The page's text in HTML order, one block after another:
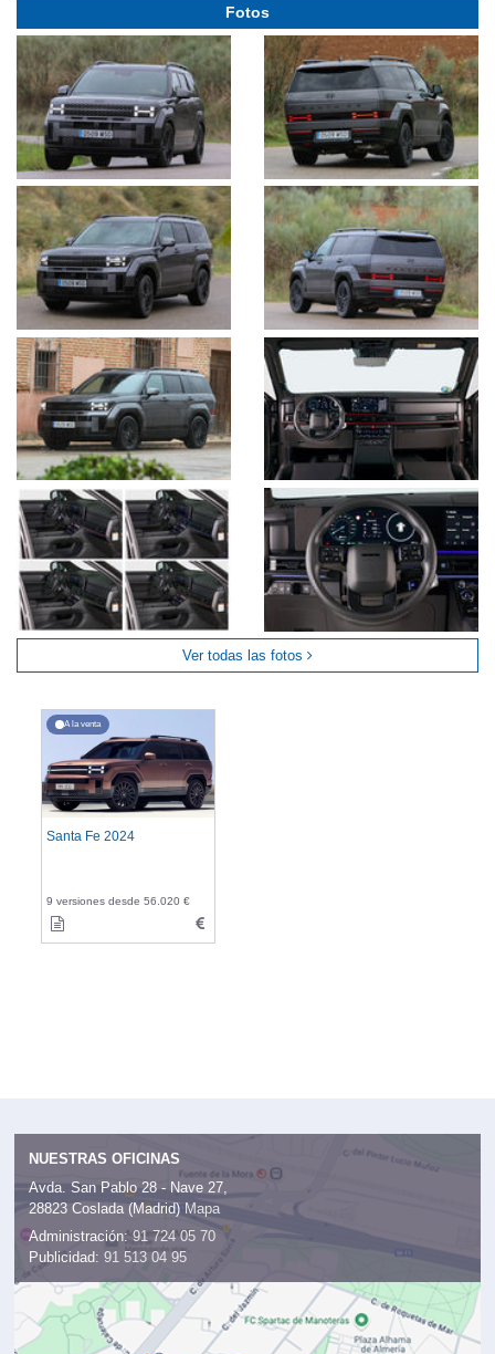
Fotos
Ver todas las fotos
A la venta
Santa Fe 2024
9 versiones desde 56.020 €
NUESTRAS OFICINAS
Avda. San Pablo 28 - Nave 27,
28823 Coslada (Madrid) Mapa
Administración: 91 724 05 70
Publicidad: 91 513 04 95